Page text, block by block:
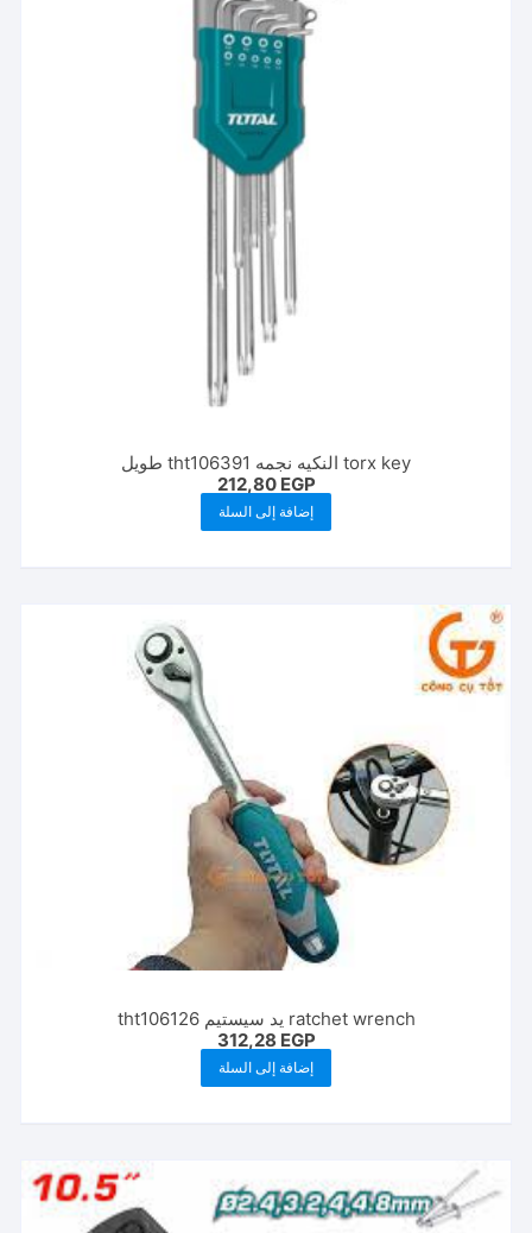
torx key النكيه نجمه tht106391 طويل
212,80 EGP
إضافة إلى السلة
ratchet wrench يد سيستيم tht106126
312,28 EGP
إضافة إلى السلة